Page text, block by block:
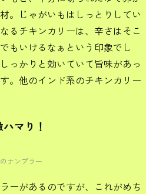
。じゃがいもはしっとりしてい
るチキンカリーは、辛さはそこ
もいけるなぁという印象でし
っかりと効いていて旨味があっ
。他のインド系のチキンカリー
マり！
ナンプラー
ーがあるのですが、これがめち